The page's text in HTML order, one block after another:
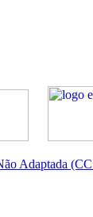
Adaptada